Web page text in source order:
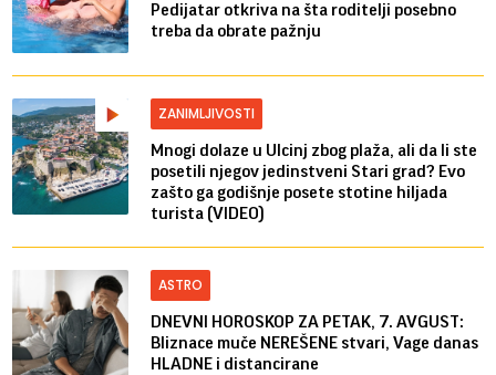
Pedijatar otkriva na šta roditelji posebno
treba da obrate pažnju
ZANIMLJIVOSTI
Mnogi dolaze u Ulcinj zbog plaža, ali da li ste
posetili njegov jedinstveni Stari grad? Evo
zašto ga godišnje posete stotine hiljada
turista (VIDEO)
ASTRO
DNEVNI HOROSKOP ZA PETAK, 7. AVGUST:
Bliznace muče NEREŠENE stvari, Vage danas
HLADNE i distancirane